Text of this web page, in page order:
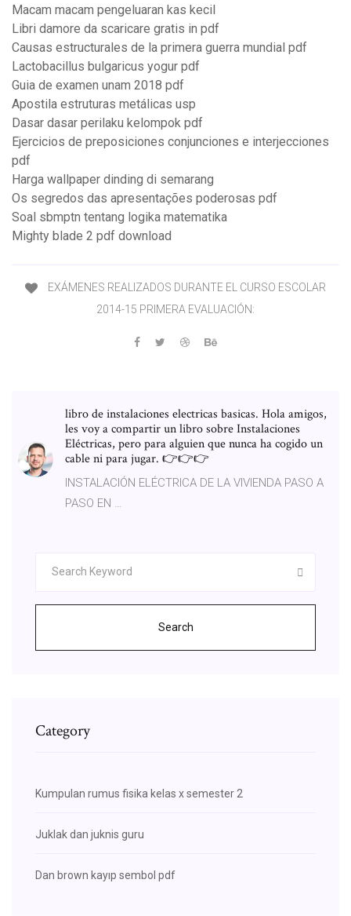
Macam macam pengeluaran kas kecil
Libri damore da scaricare gratis in pdf
Causas estructurales de la primera guerra mundial pdf
Lactobacillus bulgaricus yogur pdf
Guia de examen unam 2018 pdf
Apostila estruturas metálicas usp
Dasar dasar perilaku kelompok pdf
Ejercicios de preposiciones conjunciones e interjecciones
pdf
Harga wallpaper dinding di semarang
Os segredos das apresentações poderosas pdf
Soal sbmptn tentang logika matematika
Mighty blade 2 pdf download
EXÁMENES REALIZADOS DURANTE EL CURSO ESCOLAR
2014-15 PRIMERA EVALUACIÓN:
libro de instalaciones electricas basicas. Hola amigos,
les voy a compartir un libro sobre Instalaciones
Eléctricas, pero para alguien que nunca ha cogido un
cable ni para jugar. 👉👉👉
INSTALACIÓN ELÉCTRICA DE LA VIVIENDA PASO A
PASO EN …
Search
Category
Kumpulan rumus fisika kelas x semester 2
Juklak dan juknis guru
Dan brown kayıp sembol pdf